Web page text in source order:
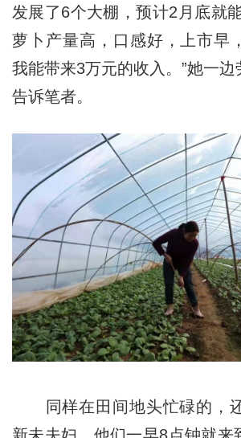
发展了6个大棚，预计2月底就
萝卜产量高，口感好，上市早
我能带来3万元的收入。”她一
告诉笔者。
同样在田间地头忙碌的，